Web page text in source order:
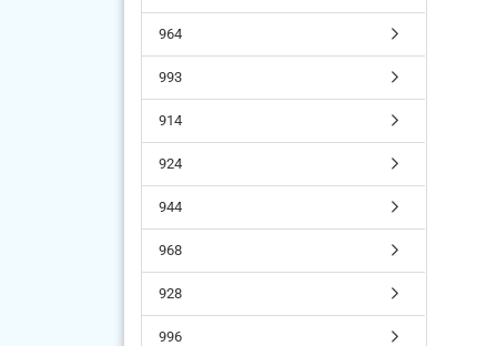
964
993
914
924
944
968
928
996